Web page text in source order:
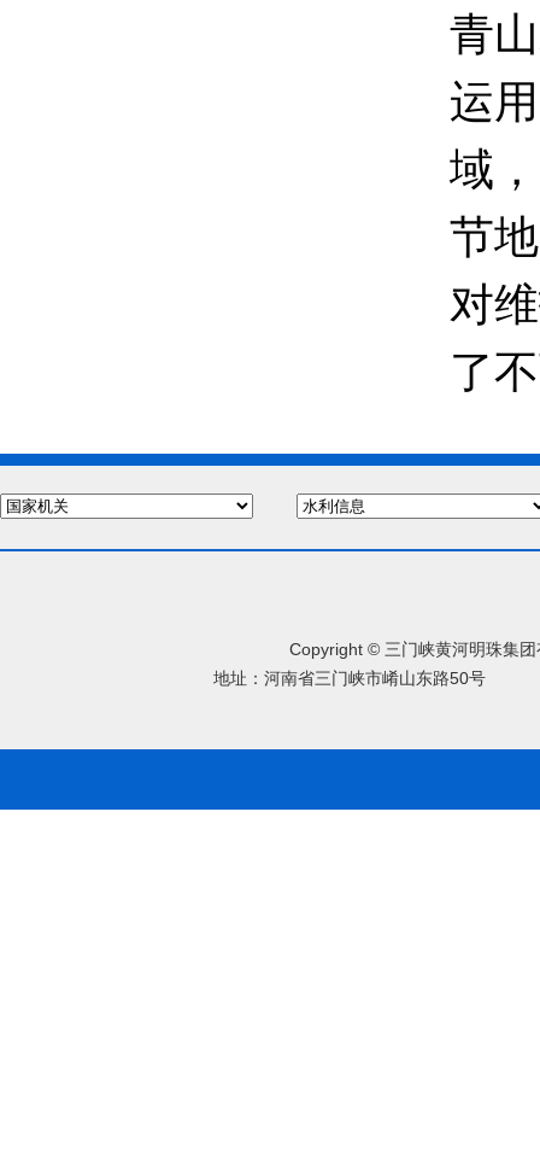
青
运
域
节
对
了
Copyright © 三门峡黄河明珠集团
地址：河南省三门峡市崤山东路50号